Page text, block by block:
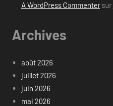
A WordPress Commentersur
Archives
août 2026
juillet 2026
juin 2026
mai 2026